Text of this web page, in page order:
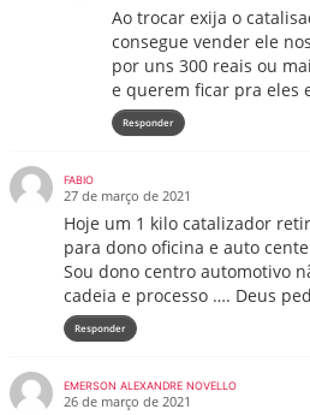
Ao trocar exija o
consegue vender ele
por uns 300 reais ou
e querem ficar pra eles
Responder
FABIO
27 de março de 2021
Hoje um 1 kilo catalizador
para dono oficina e auto
Sou dono centro automotivo
cadeia e processo …. Deus
Responder
EMERSON ALEXANDRE NOVELLO
26 de março de 2021